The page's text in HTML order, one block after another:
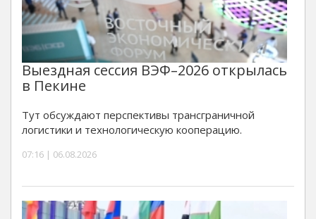
Выездная сессия ВЭФ–2026 открылась
в Пекине
Тут обсуждают перспективы трансграничной
логистики и технологическую кооперацию.
07:16 | 06.08.2026